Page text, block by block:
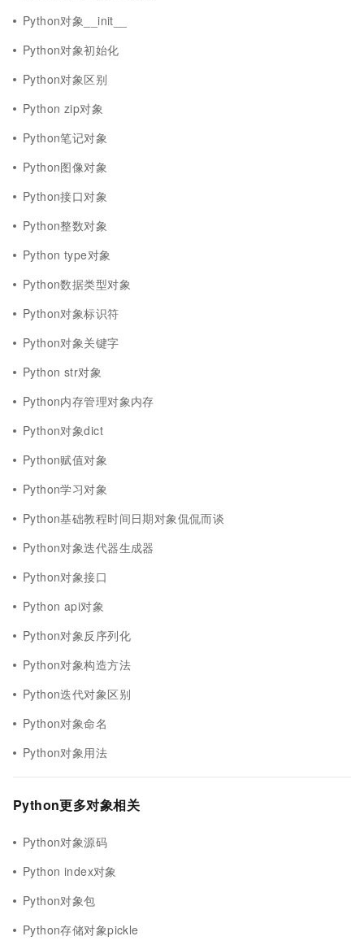
Python对象__init__
Python对象初始化
Python对象区别
Python zip对象
Python笔记对象
Python图像对象
Python接口对象
Python整数对象
Python type对象
Python数据类型对象
Python对象标识符
Python对象关键字
Python str对象
Python内存管理对象内存
Python对象dict
Python赋值对象
Python学习对象
Python基础教程时间日期对象侃侃而谈
Python对象迭代器生成器
Python对象接口
Python api对象
Python对象反序列化
Python对象构造方法
Python迭代对象区别
Python对象命名
Python对象用法
Python更多对象相关
Python对象源码
Python index对象
Python对象包
Python存储对象pickle